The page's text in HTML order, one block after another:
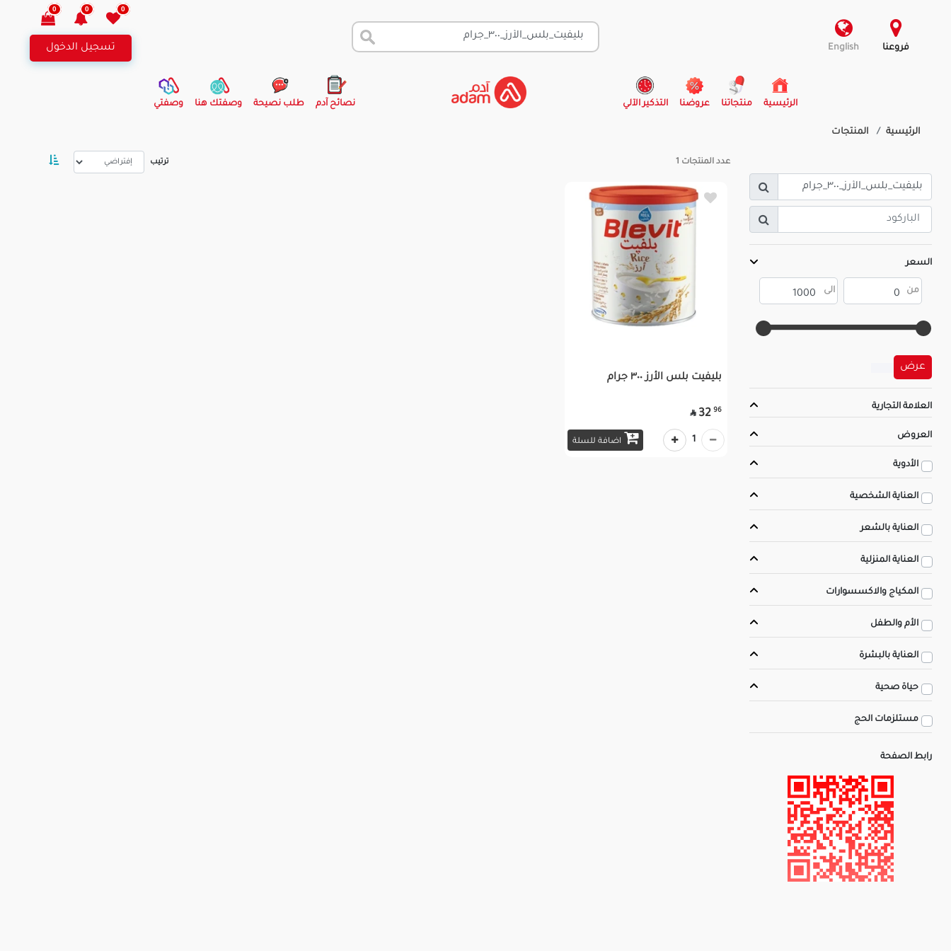
فروعنا English
0
0
0
تسجيل الدخول
الرئيسية
(current) منتجاتنا عروضنا التذكير الآلي نصائح آدم طلب نصيحة وصفتك هنا وصفتي
الرئيسية المنتجات
السعر
عرض
العلامة التجارية
العروض
الأدوية
العناية الشخصية
العناية بالشعر
العناية المنزلية
المكياج والاكسسوارات
الأم والطفل
العناية بالبشرة
حياة صحية
مستلزمات الحج
رابط الصفحة
عدد المنتجات 1 ترتيب
بليفيت بلس الأرز ٣٠٠ جرام
96
32

اضافة للسلة 1